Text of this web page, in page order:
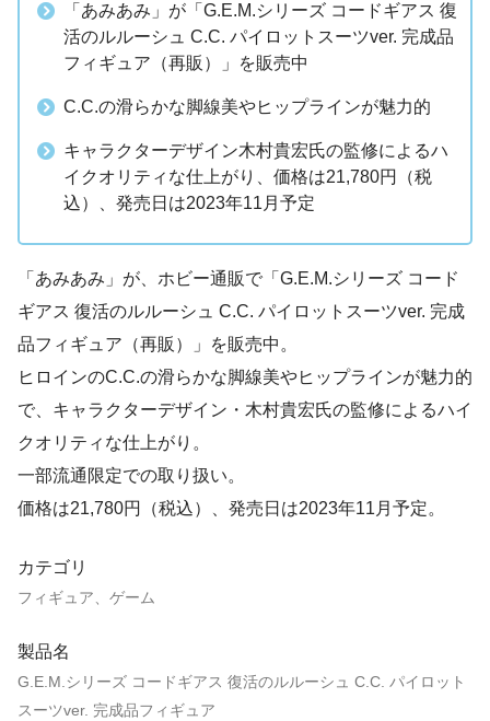
「あみあみ」が「G.E.M.シリーズ コードギアス 復
活のルルーシュ C.C. パイロットスーツver. 完成品
フィギュア（再販）」を販売中
C.C.の滑らかな脚線美やヒップラインが魅力的
キャラクターデザイン木村貴宏氏の監修によるハ
イクオリティな仕上がり、価格は21,780円（税
込）、発売日は2023年11月予定
「あみあみ」が、ホビー通販で「G.E.M.シリーズ コード
ギアス 復活のルルーシュ C.C. パイロットスーツver. 完成
品フィギュア（再販）」を販売中。
ヒロインのC.C.の滑らかな脚線美やヒップラインが魅力的
で、キャラクターデザイン・木村貴宏氏の監修によるハイ
クオリティな仕上がり。
一部流通限定での取り扱い。
価格は21,780円（税込）、発売日は2023年11月予定。
カテゴリ
フィギュア、ゲーム
製品名
G.E.M.シリーズ コードギアス 復活のルルーシュ C.C. パイロット
スーツver. 完成品フィギュア